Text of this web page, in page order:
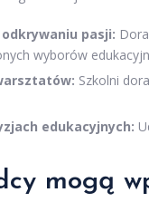
pasji:
wyborów
Szkolni
edukacyjnych:
mogą